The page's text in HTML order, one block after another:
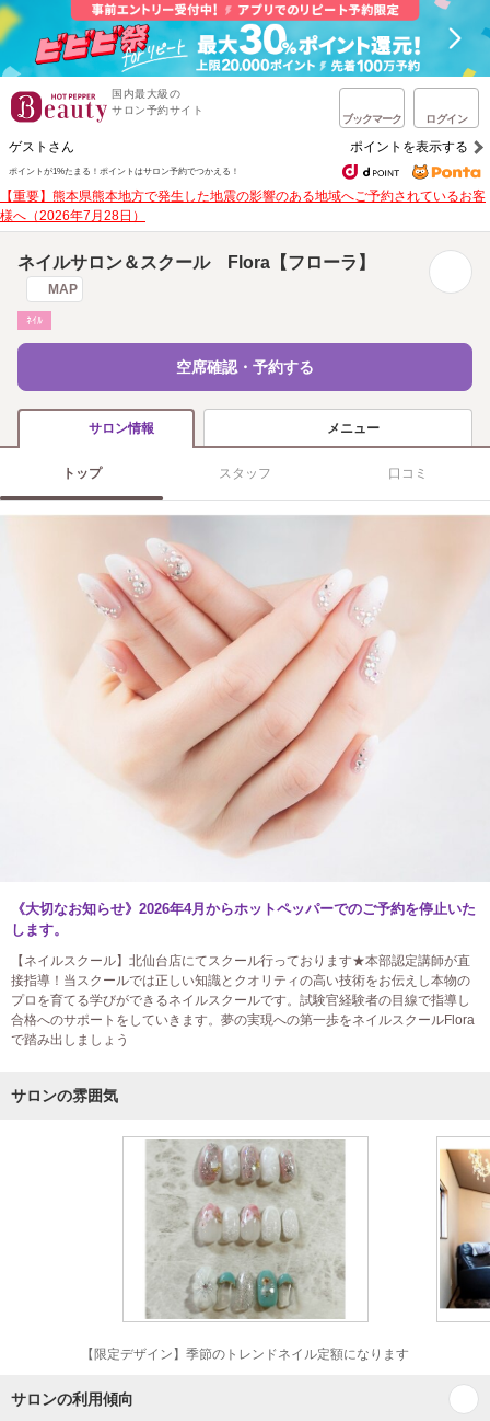
国内最大級の
サロン予約サイト
ブックマーク ログイン
ゲストさん ポイントを表示する
ポイントが1%たまる！ ポイントはサロン予約でつかえる！
【重要】熊本県熊本地方で発生した地震の影響のある地域へご予約されているお客
様へ（2026年7月28日）
ネイルサロン＆スクール Flora【フローラ】
MAP
ﾈｲﾙ
空席確認・予約する
サロン情報 メニュー
トップ スタッフ 口コミ
《大切なお知らせ》2026年4月からホットペッパーでのご予約を停止いた
します。
【ネイルスクール】北仙台店にてスクール行っております★本部認定講師が直
接指導！当スクールでは正しい知識とクオリティの高い技術をお伝えし本物の
プロを育てる学びができるネイルスクールです。試験官経験者の目線で指導し
合格へのサポートをしていきます。夢の実現への第一歩をネイルスクールFlora
で踏み出しましょう
サロンの雰囲気
【限定デザイン】季節のトレンドネイル定額になります
サロンの利用傾向